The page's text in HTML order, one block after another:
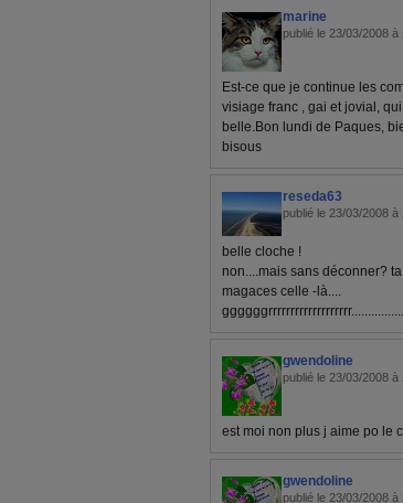
marine
publié le 23/03/2008 à
Est-ce que je continue les
visiage franc , gai et jovial,
belle.Bon lundi de Paques,
bisous
reseda63
publié le 23/03/2008 à
belle cloche !
non....mais sans déconner?
magaces celle -là....
gwendoline
publié le 23/03/2008 à
est moi non plus j aime po le
gwendoline
publié le 23/03/2008 à